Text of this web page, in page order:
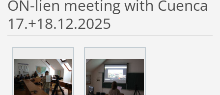
ON-lien meeting with Cuenca
17.+18.12.2025